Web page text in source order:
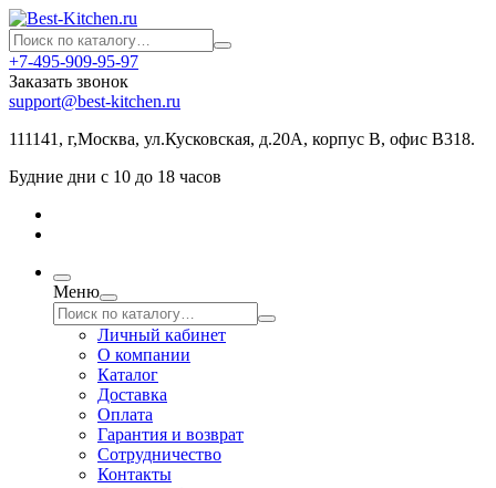
+7-495-909-95-97
Заказать звонок
support@best-kitchen.ru
111141, г,Москва, ул.Кусковская, д.20А, корпус В, офис В318.
Будние дни с 10 до 18 часов
Меню
Личный кабинет
О компании
Каталог
Доставка
Оплата
Гарантия и возврат
Сотрудничество
Контакты